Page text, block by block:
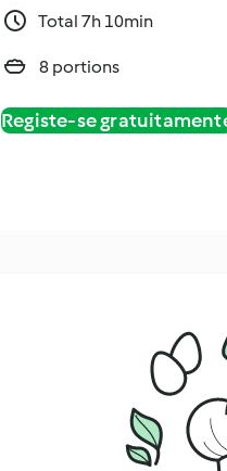
Total 7h 10min
8 portions
Registe-se